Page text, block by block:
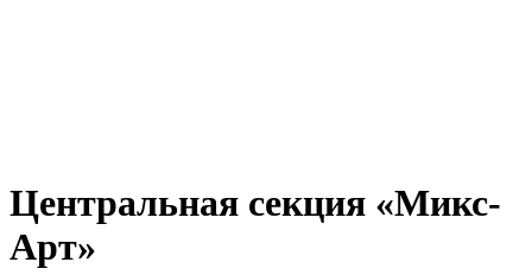
Центральная секция «Микс-
Арт»